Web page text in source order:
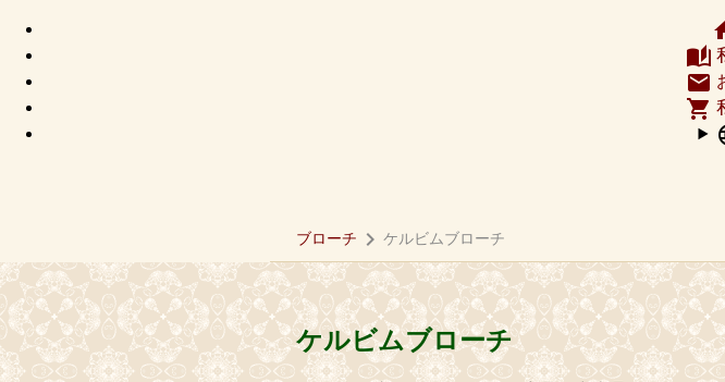
auto_stories
email
shopping_cart
ブローチ chevron_right ケルビムブローチ
ケルビムブローチ